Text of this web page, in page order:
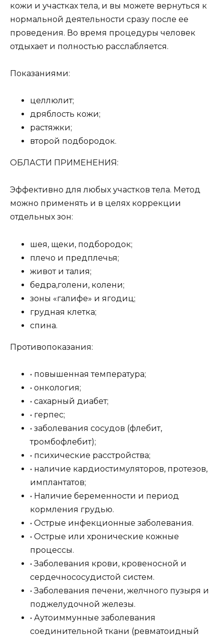
кожи и участках тела, и вы можете вернуться к
нормальной деятельности сразу после ее
проведения. Во время процедуры человек
отдыхает и полностью расслабляется.
Показаниями:
целлюлит;
дряблость кожи;
растяжки;
второй подбородок.
ОБЛАСТИ ПРИМЕНЕНИЯ:
Эффективно для любых участков тела. Метод
можно применять и в целях коррекции
отдельных зон:
шея, щеки, подбородок;
плечо и предплечья;
живот и талия;
бедра,голени, колени;
зоны «галифе» и ягодиц;
грудная клетка;
спина.
Противопоказания:
• повышенная температура;
• онкология;
• сахарный диабет;
• герпес;
• заболевания сосудов (флебит,
тромбофлебит);
• психические расстройства;
• наличие кардиостимуляторов, протезов,
имплантатов;
• Наличие беременности и период
кормления грудью.
• Острые инфекционные заболевания.
• Острые или хронические кожные
процессы.
• Заболевания крови, кровеносной и
сердечнососудистой систем.
• Заболевания печени, желчного пузыря и
поджелудочной железы.
• Аутоиммунные заболевания
соединительной ткани (ревматоидный